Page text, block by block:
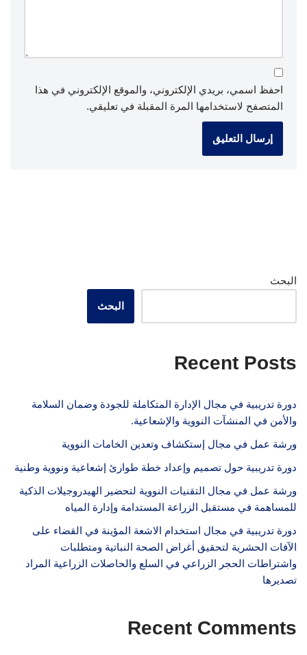
احفظ اسمي، بريدي الإلكتروني، والموقع الإلكتروني في هذا
المتصفح لاستخدامها المرة المقبلة في تعليقي.
البحث
البحث
Recent Posts
دورة تدريبية في مجال الإدارة المتكاملة للجودة وضمان السلامة
والأمن في المنشآت النووية والإشعاعية.
ورشة عمل في مجال إستكشاف وتعدين الخامات النووية
دورة تدريبية حول تصميم وإعداد خطة طوارئ إشعاعية ونووية وطنية
ورشة عمل في مجال التقنيات النووية لتحضير الهيدروجيلات الذكية
للمساهمة في مستقبل الزراعة المستدامة وإدارة المياه
دورة تدريبية في مجال استخدام الاشعة المؤينة في القضاء على
الآفات الحشرية لتحقيق أغراض الصحة النباتية ومتطلبات
واشتراطات الحجر الزراعي في السلع والحاصلات الزراعية المراد
تصديرها
Recent Comments